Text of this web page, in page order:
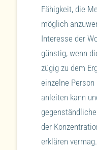
Fähigkeit, die
möglich
Interesse der
günstig, wenn
zügig zu dem
einzelne
anleiten kann
der
erklären